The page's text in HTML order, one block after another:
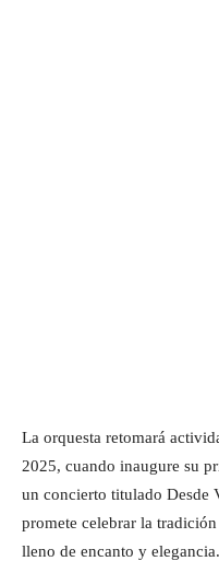
La orquesta retomará
2025, cuando inaugure su
un concierto titulado Desde
promete celebrar la
lleno de encanto y elegancia.